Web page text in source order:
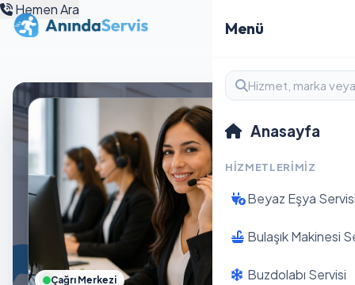
Menü
Anasayfa
HIZMETLERIMIZ
Beyaz Eşya
Bulaşık Makinesi
Buzdolabı Servisi
Hemen Ara
Çağrı Merkezi